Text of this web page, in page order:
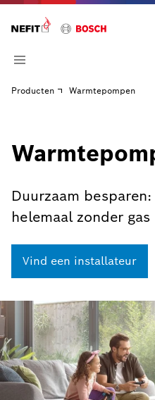
Producten Warmtepompen
Duurzaam
helemaal zonder gas
Vind een installateur